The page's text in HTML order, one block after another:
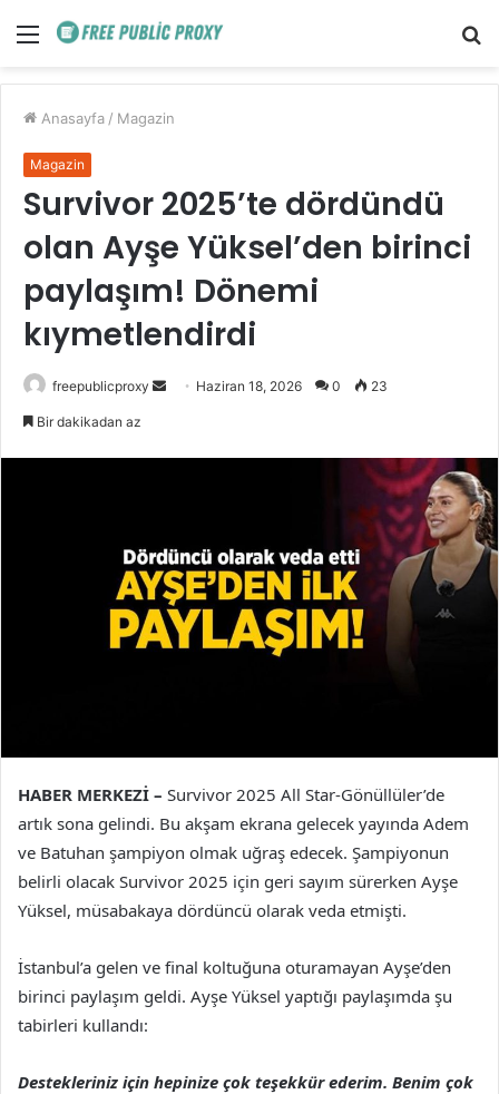
Menü
Anasayfa / Magazin
Magazin
Survivor 2025’te dördündü
olan Ayşe Yüksel’den birinci
paylaşım! Dönemi
kıymetlendirdi
freepublicproxy
Bir
Haziran 18, 2026 0 23
Bir dakikadan az
HABER MERKEZİ – Survivor 2025 All Star-Gönüllüler’de
artık sona gelindi. Bu akşam ekrana gelecek yayında Adem
ve Batuhan şampiyon olmak uğraş edecek. Şampiyonun
belirli olacak Survivor 2025 için geri sayım sürerken Ayşe
Yüksel, müsabakaya dördüncü olarak veda etmişti.
İstanbul’a gelen ve final koltuğuna oturamayan Ayşe’den
birinci paylaşım geldi. Ayşe Yüksel yaptığı paylaşımda şu
tabirleri kullandı:
Destekleriniz için hepinize çok teşekkür ederim. Benim çok